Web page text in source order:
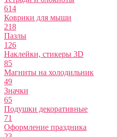
614
Коврики для мыши
218
Пазлы
126
Наклейки, стикеры 3D
85
Магниты на холодильник
49
Значки
65
Подушки декоративные
71
Оформление праздника